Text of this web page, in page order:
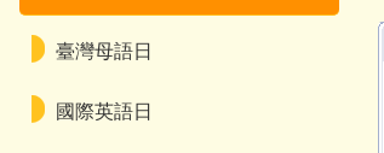
臺灣母語日
國際英語日